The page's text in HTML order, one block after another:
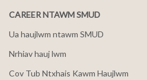
CAREER NTAWM SMUD
Ua haujlwm ntawm SMUD
Nrhiav hauj lwm
Cov Tub Ntxhais Kawm Haujlwm